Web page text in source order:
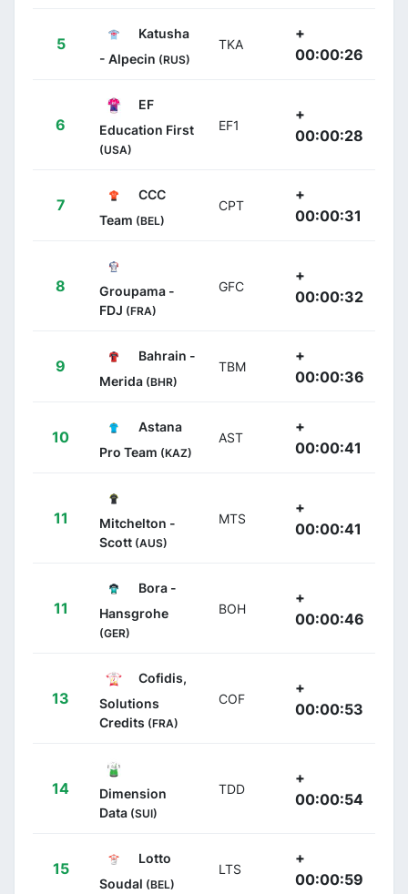
5
Katusha
- Alpecin (RUS)
TKA
+
00:00:26
6
EF
Education First
(USA)
EF1
+
00:00:28
7
CCC
Team (BEL)
CPT
+
00:00:31
8
Groupama -
FDJ (FRA)
GFC
+
00:00:32
9
Bahrain -
Merida (BHR)
TBM
+
00:00:36
10
Astana
Pro Team (KAZ)
AST
+
00:00:41
11
Mitchelton -
Scott (AUS)
MTS
+
00:00:41
11
Bora -
Hansgrohe
(GER)
BOH
+
00:00:46
13
Cofidis,
Solutions
Credits (FRA)
COF
+
00:00:53
14
Dimension
Data (SUI)
TDD
+
00:00:54
15
Lotto
Soudal (BEL)
LTS
+
00:00:59